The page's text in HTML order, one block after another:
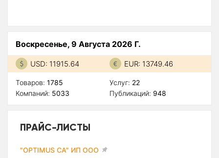
Воскресенье, 9 Августа 2026 Г.
USD: 11915.64 EUR: 13749.46
Товаров: 1785
Компаний: 5033
Услуг: 22
Публикаций: 948
ПРАЙС-ЛИСТЫ
"OPTIMUS CA" ИП ООО